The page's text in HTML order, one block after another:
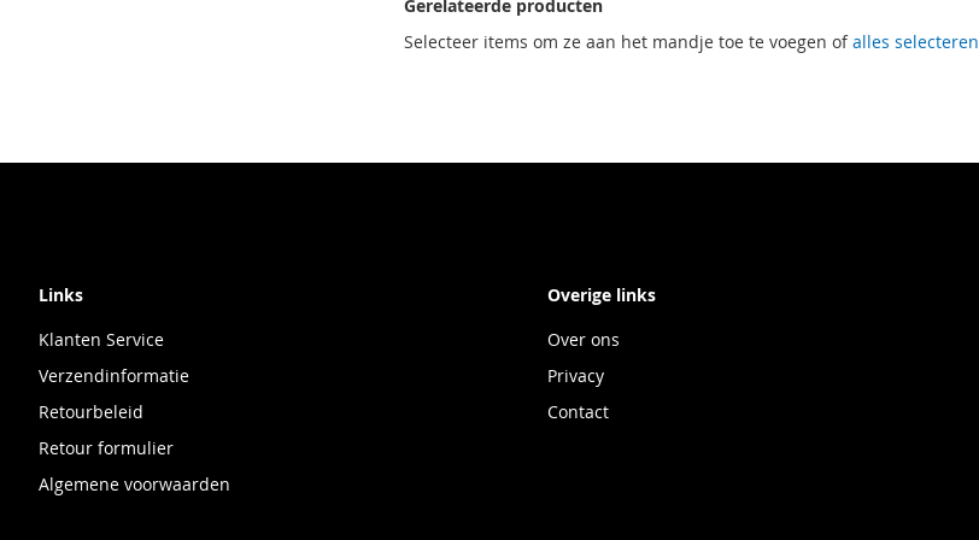
Gerelateerde producten
Selecteer items om ze aan het mandje toe te voegen ofalles selecteren
Links
Klanten Service
Verzendinformatie
Retourbeleid
Retour formulier
Algemene voorwaarden
Overige links
Over ons
Privacy
Contact